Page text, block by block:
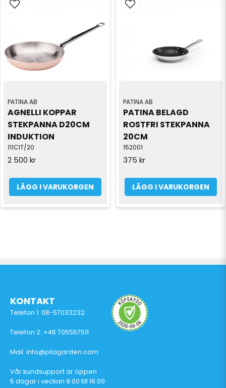
PATINA AB
AGNELLI KOPPAR
STEKPANNA D20CM
INDUKTION
111CIT/20
2 500 kr
LÄGG I VARUKORGEN
PATINA AB
PATINA BELAGD
ROSTFRI STEKPANNA
20CM
152001
375 kr
LÄGG I VARUKORGEN
KONTAKT
Telefon 1: 08-57033232
Telefon 2: +46 705557511
Mail: info@pilagarden.com
Vår kundsupport är öppen
5 dagar i veckan 9:00 till 16:00